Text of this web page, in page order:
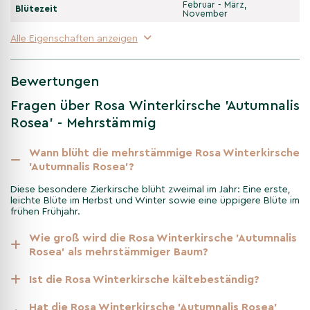
rosafarbene Blüten – ein stimmungsvoller Blickfang in der
laubarmen Zeit.
Frühling
Restblüte bis in den März/April, kurz darauf frischer
Laubaustrieb; die überhängende Krone zeichnet eine
Sommer
Dichtes, frischgrünes Laub spendet leichten Schatten; die
Blütezeit
Februar - März,
November
Alle Eigenschaften anzeigen
Bewertungen
Fragen über Rosa Winterkirsche 'Autumnalis
Rosea' - Mehrstämmig
Wann blüht die mehrstämmige Rosa Winterkirsche
'Autumnalis Rosea'?
Diese besondere Zierkirsche blüht zweimal im Jahr: Eine erste,
leichte Blüte im Herbst und Winter sowie eine üppigere Blüte im
frühen Frühjahr.
Wie groß wird die Rosa Winterkirsche 'Autumnalis
Rosea' als mehrstämmiger Baum?
Ist die Rosa Winterkirsche kältebeständig?
Hat die Rosa Winterkirsche 'Autumnalis Rosea'